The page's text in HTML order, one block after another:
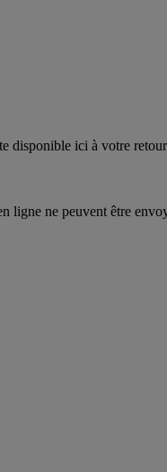
disponible ici à votre
ligne ne peuvent être